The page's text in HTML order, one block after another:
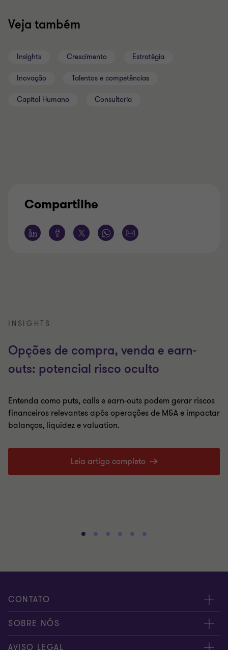
Veja também
Insights Crescimento Estratégia
Inovação Talentos e competências
Capital Humano Consultoria
Compartilhe
INSIGHTS
Opções de compra, venda e earn-
outs: potencial risco oculto
Entenda como puts, calls e earn-outs podem gerar riscos
financeiros relevantes após operações de M&A e impactar
balanços, liquidez e valuation.
Leia artigo completo
CONTATO
Fale conosco
Inscreva-se
SOBRE NÓS
Sobre nós
AVISO LEGAL